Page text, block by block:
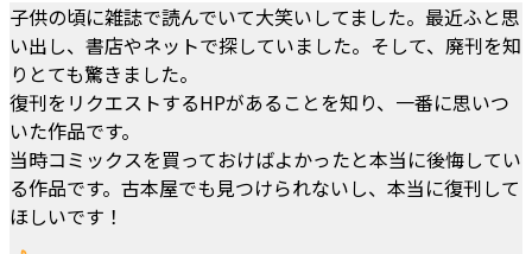
子供の頃に雑誌で読んでいて大笑いしてました。最近ふと思
い出し、書店やネットで探していました。そして、廃刊を知
りとても驚きました。
復刊をリクエストするHPがあることを知り、一番に思いつ
いた作品です。
当時コミックスを買っておけばよかったと本当に後悔してい
る作品です。古本屋でも見つけられないし、本当に復刊して
ほしいです！